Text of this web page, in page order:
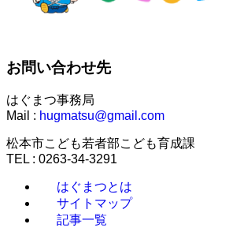
お問い合わせ先
はぐまつ事務局
Mail : hugmatsu@gmail.com
松本市こども若者部こども育成課
TEL : 0263-34-3291
はぐまつとは
サイトマップ
記事一覧